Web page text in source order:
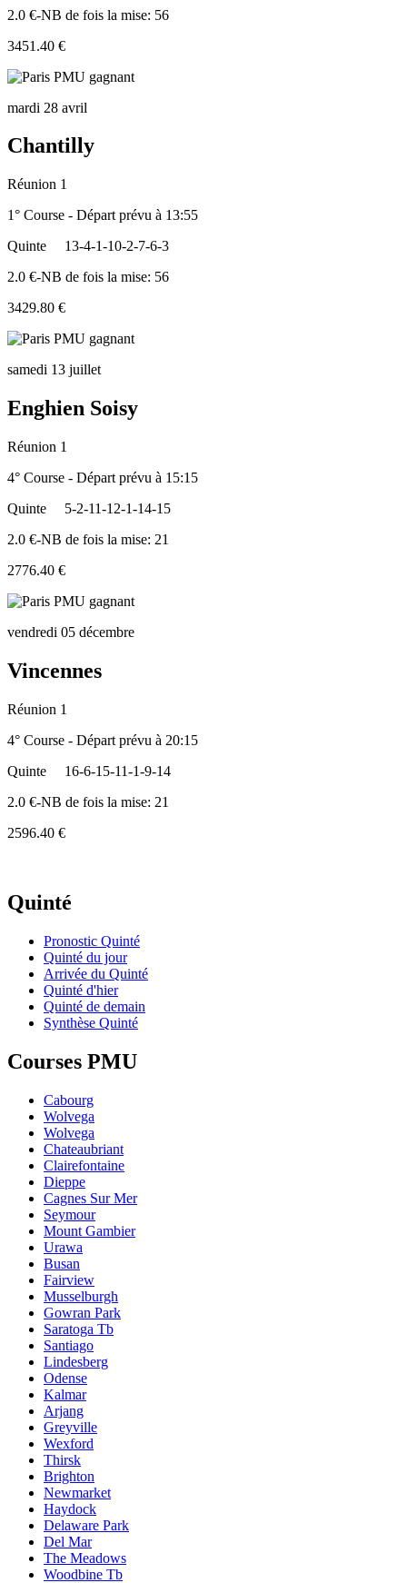
2.0 €-NB de fois la mise: 56
3451.40 €
mardi 28 avril
Chantilly
Réunion 1
1° Course - Départ prévu à 13:55
Quinte
13-4-1-10-2-7-6-3
2.0 €-NB de fois la mise: 56
3429.80 €
samedi 13 juillet
Enghien Soisy
Réunion 1
4° Course - Départ prévu à 15:15
Quinte
5-2-11-12-1-14-15
2.0 €-NB de fois la mise: 21
2776.40 €
vendredi 05 décembre
Vincennes
Réunion 1
4° Course - Départ prévu à 20:15
Quinte
16-6-15-11-1-9-14
2.0 €-NB de fois la mise: 21
2596.40 €
Quinté
Pronostic Quinté
Quinté du jour
Arrivée du Quinté
Quinté d'hier
Quinté de demain
Synthèse Quinté
Courses PMU
Cabourg
Wolvega
Wolvega
Chateaubriant
Clairefontaine
Dieppe
Cagnes Sur Mer
Seymour
Mount Gambier
Urawa
Busan
Fairview
Musselburgh
Gowran Park
Saratoga Tb
Santiago
Lindesberg
Odense
Kalmar
Arjang
Greyville
Wexford
Thirsk
Brighton
Newmarket
Haydock
Delaware Park
Del Mar
The Meadows
Woodbine Tb